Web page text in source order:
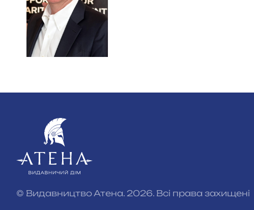
© Видавництво Атена. 2026. Всі права захищені